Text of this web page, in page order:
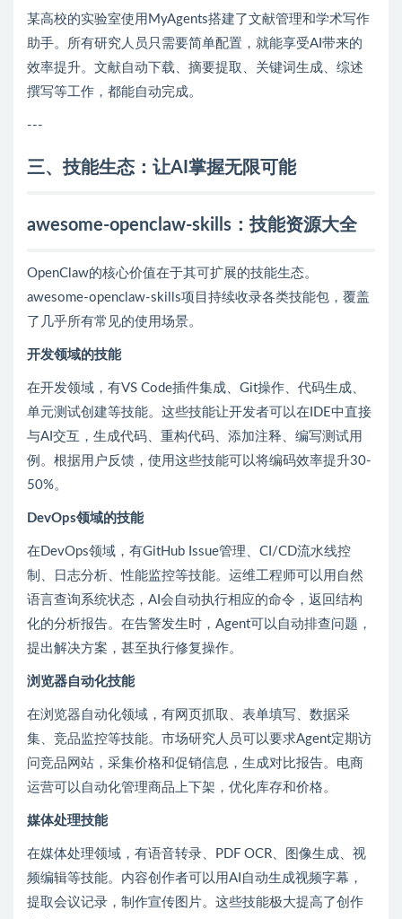
某高校的实验室使用MyAgents搭建了文献管理和学术写作
助手。所有研究人员只需要简单配置，就能享受AI带来的
效率提升。文献自动下载、摘要提取、关键词生成、综述
撰写等工作，都能自动完成。
---
三、技能生态：让AI掌握无限可能
awesome-openclaw-skills：技能资源大全
OpenClaw的核心价值在于其可扩展的技能生态。
awesome-openclaw-skills项目持续收录各类技能包，覆盖
了几乎所有常见的使用场景。
开发领域的技能
在开发领域，有VS Code插件集成、Git操作、代码生成、
单元测试创建等技能。这些技能让开发者可以在IDE中直接
与AI交互，生成代码、重构代码、添加注释、编写测试用
例。根据用户反馈，使用这些技能可以将编码效率提升30-
50%。
DevOps领域的技能
在DevOps领域，有GitHub Issue管理、CI/CD流水线控
制、日志分析、性能监控等技能。运维工程师可以用自然
语言查询系统状态，AI会自动执行相应的命令，返回结构
化的分析报告。在告警发生时，Agent可以自动排查问题，
提出解决方案，甚至执行修复操作。
浏览器自动化技能
在浏览器自动化领域，有网页抓取、表单填写、数据采
集、竞品监控等技能。市场研究人员可以要求Agent定期访
问竞品网站，采集价格和促销信息，生成对比报告。电商
运营可以自动化管理商品上下架，优化库存和价格。
媒体处理技能
在媒体处理领域，有语音转录、PDF OCR、图像生成、视
频编辑等技能。内容创作者可以用AI自动生成视频字幕，
提取会议记录，制作宣传图片。这些技能极大提高了创作